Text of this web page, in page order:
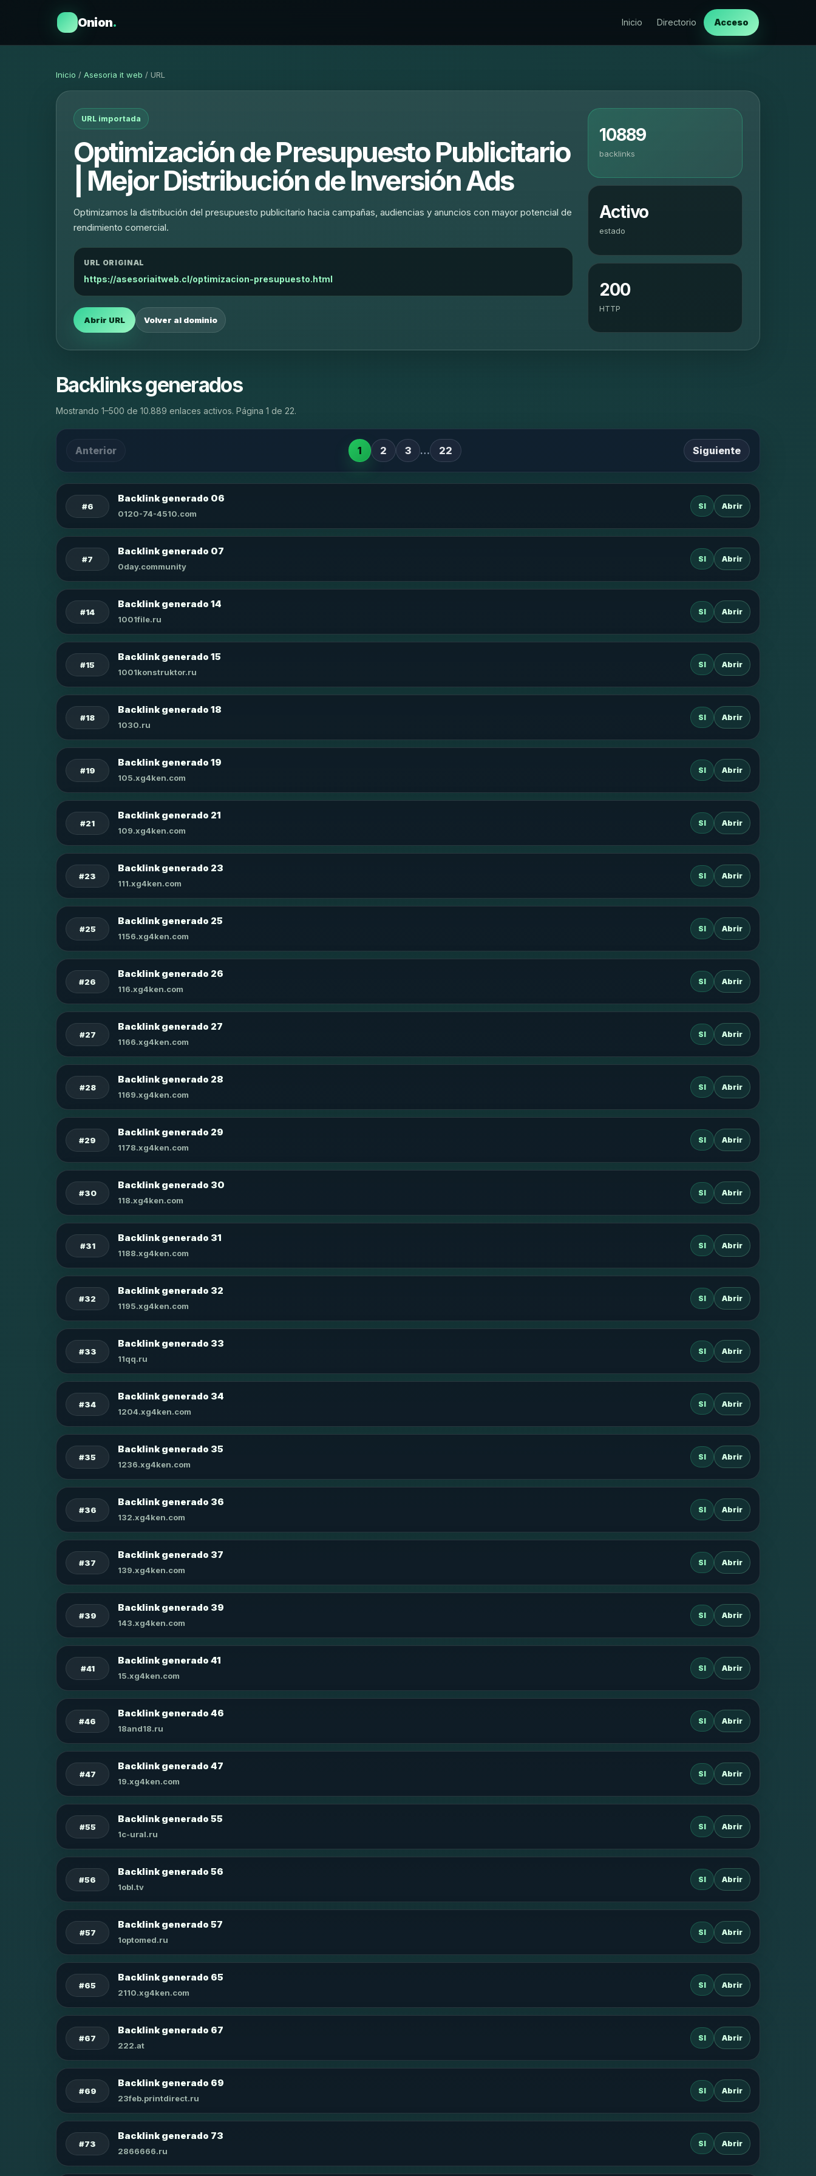
Onion. Inicio Directorio Acceso
Inicio / Asesoria it web / URL
URL importada
Optimización de Presupuesto Publicitario
| Mejor Distribución de Inversión Ads
Optimizamos la distribución del presupuesto publicitario hacia campañas, audiencias y anuncios con mayor potencial de
rendimiento comercial.
URL ORIGINAL
https://asesoriaitweb.cl/optimizacion-presupuesto.html
Abrir URL Volver al dominio
10889
backlinks
Activo
estado
200
HTTP
Backlinks generados
Mostrando 1–500 de 10.889 enlaces activos. Página 1 de 22.
Anterior 1 2 3 … 22 Siguiente
#6
Backlink generado 06
0120-74-4510.com
SI Abrir
#7
Backlink generado 07
0day.community
SI Abrir
#14
Backlink generado 14
1001file.ru
SI Abrir
#15
Backlink generado 15
1001konstruktor.ru
SI Abrir
#18
Backlink generado 18
1030.ru
SI Abrir
#19
Backlink generado 19
105.xg4ken.com
SI Abrir
#21
Backlink generado 21
109.xg4ken.com
SI Abrir
#23
Backlink generado 23
111.xg4ken.com
SI Abrir
#25
Backlink generado 25
1156.xg4ken.com
SI Abrir
#26
Backlink generado 26
116.xg4ken.com
SI Abrir
#27
Backlink generado 27
1166.xg4ken.com
SI Abrir
#28
Backlink generado 28
1169.xg4ken.com
SI Abrir
#29
Backlink generado 29
1178.xg4ken.com
SI Abrir
#30
Backlink generado 30
118.xg4ken.com
SI Abrir
#31
Backlink generado 31
1188.xg4ken.com
SI Abrir
#32
Backlink generado 32
1195.xg4ken.com
SI Abrir
#33
Backlink generado 33
11qq.ru
SI Abrir
#34
Backlink generado 34
1204.xg4ken.com
SI Abrir
#35
Backlink generado 35
1236.xg4ken.com
SI Abrir
#36
Backlink generado 36
132.xg4ken.com
SI Abrir
#37
Backlink generado 37
139.xg4ken.com
SI Abrir
#39
Backlink generado 39
143.xg4ken.com
SI Abrir
#41
Backlink generado 41
15.xg4ken.com
SI Abrir
#46
Backlink generado 46
18and18.ru
SI Abrir
#47
Backlink generado 47
19.xg4ken.com
SI Abrir
#55
Backlink generado 55
1c-ural.ru
SI Abrir
#56
Backlink generado 56
1obl.tv
SI Abrir
#57
Backlink generado 57
1optomed.ru
SI Abrir
#65
Backlink generado 65
2110.xg4ken.com
SI Abrir
#67
Backlink generado 67
222.at
SI Abrir
#69
Backlink generado 69
23feb.printdirect.ru
SI Abrir
#73
Backlink generado 73
2866666.ru
SI Abrir